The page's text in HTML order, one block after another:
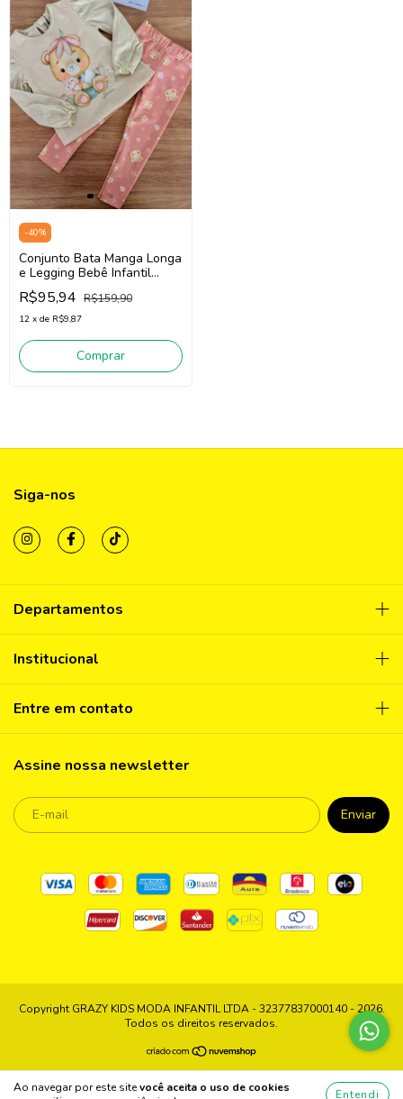
Ao navegar por este sitevocê aceita o uso de cookies
Entendi
-40%
Conjunto Bata Manga Longa
e Legging Bebê Infantil
Menina Infanti 90700 (Bege
Claro/Rosa)
R$95,94 R$159,90
12 x de R$9,87
Comprar
Siga-nos
Departamentos
Institucional
Entre em contato
Assine nossa newsletter
Copyright GRAZY KIDS MODA INFANTIL LTDA - 32377837000140 - 2026.
Todos os direitos reservados.